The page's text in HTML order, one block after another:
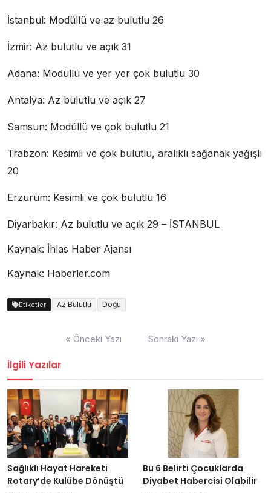
İstanbul: Modüllü ve az bulutlu 26
İzmir: Az bulutlu ve açık 31
Adana: Modüllü ve yer yer çok bulutlu 30
Antalya: Az bulutlu ve açık 27
Samsun: Modüllü ve çok bulutlu 21
Trabzon: Kesimli ve çok bulutlu, aralıklı sağanak yağışlı
20
Erzurum: Kesimli ve çok bulutlu 16
Diyarbakır: Az bulutlu ve açık 29 – İSTANBUL
Kaynak: İhlas Haber Ajansı
Kaynak: Haberler.com
Etiketler Az Bulutlu Doğu
« Önceki Yazı Sonraki Yazı »
İlgili Yazılar
Sağlıklı Hayat Hareketi
Rotary’de Kulübe Dönüştü
Bu 6 Belirti Çocuklarda
Diyabet Habercisi Olabilir